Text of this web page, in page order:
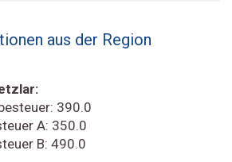
aus der Region
390.0
A: 350.0
B: 490.0